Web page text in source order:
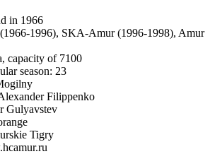
in 1966
1996), SKA-Amur (1996-1998), Amur
capacity of 7100
season: 23
Filippenko
Gulyavstev
Tigry